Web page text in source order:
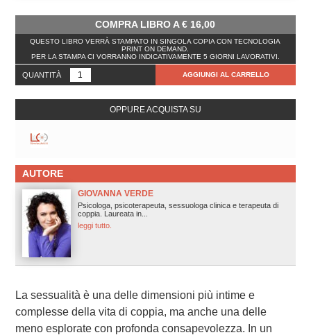
COMPRA LIBRO A€ 16,00
QUESTO LIBRO VERRÀ STAMPATO IN SINGOLA COPIA CON TECNOLOGIA
PRINT ON DEMAND.
PER LA STAMPA CI VORRANNO INDICATIVAMENTE 5 GIORNI LAVORATIVI.
QUANTITÀ AGGIUNGI AL CARRELLO
OPPURE ACQUISTA SU
AUTORE
GIOVANNA VERDE
Psicologa, psicoterapeuta, sessuologa clinica e terapeuta di
coppia. Laureata in...
leggi tutto.
La sessualità è una delle dimensioni più intime e
complesse della vita di coppia, ma anche una delle
meno esplorate con profonda consapevolezza. In un